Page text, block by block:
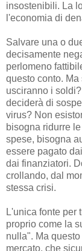
insostenibili. La
l'economia di
Salvare una o
decisamente
perlomeno
questo conto. Ma
usciranno i
deciderà di
virus? Non
bisogna ridurre
spese, bisogna
essere pagato
dai finanziatori.
crollando, dal
stessa crisi.
L'unica fonte per
proprio come la
nulla". Ma
mercato, che